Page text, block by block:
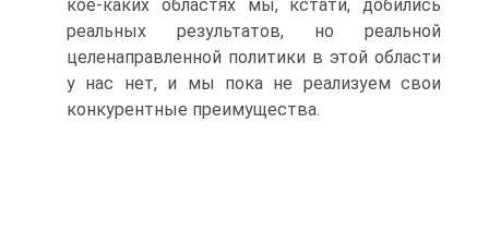
кое-каких областях мы, кстати, добились
реальных результатов, но реальной
целенаправленной политики в этой области
у нас нет, и мы пока не реализуем свои
конкурентные преимущества.